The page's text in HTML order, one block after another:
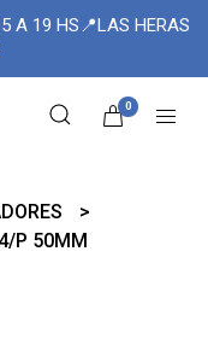
A 19 HS📍LAS HERAS
0
P 50MM